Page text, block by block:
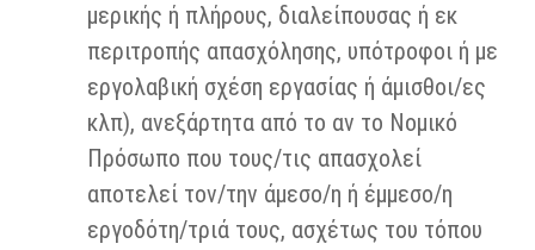
μερικής ή πλήρους, διαλείπουσας ή εκ
περιτροπής απασχόλησης, υπότροφοι ή με
εργολαβική σχέση εργασίας ή άμισθοι/ες
κλπ), ανεξάρτητα από το αν το Νομικό
Πρόσωπο που τους/τις απασχολεί
αποτελεί τον/την άμεσο/η ή έμμεσο/η
εργοδότη/τριά τους, ασχέτως του τόπου